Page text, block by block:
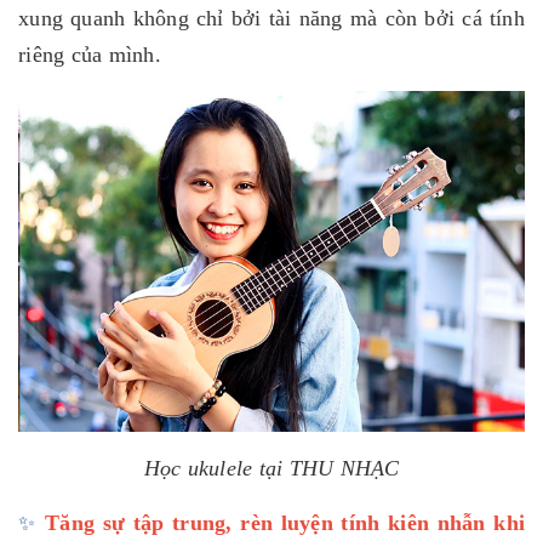
xung quanh không chỉ bởi tài năng mà còn bởi cá tính
riêng của mình.
Học ukulele tại THU NHẠC
✨Tăng sự tập trung, rèn luyện tính kiên nhẫn khi